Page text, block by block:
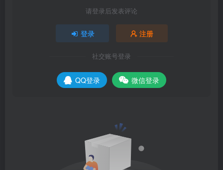
请登录后发表评论
登录 注册
社交账号登录
QQ登录 微信登录